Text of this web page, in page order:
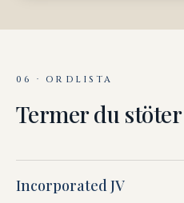
06 · ORDLISTA
Termer du
Incorporated JV